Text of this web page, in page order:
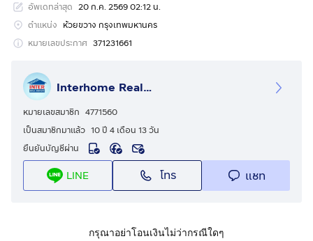
ขนาด 33.38 ตร.ม.
ที่ตั้ง : อาร์ติซานรัชดา ถ.ประชาอุทิศ เขตห้วยขวาง
รายละเอียด
ใกล้โรงละครสยามนิรมิต Cyber World Tower ศูนย์
วัฒนธรรมไทย
อาร์ติซานรัชดา (Artisan Ratchada) ขายคอนโดมิเนียม
ขายคอนโดมิเนียม ใกล้สถานทูตเกาหลี ซอยประชาอุทิศ24
ห้วยขวาง กรุงเทพมหานคร
อัพเดทล่าสุด 20 ก.ค. 2569 02:12 น.
ตำแหน่ง ห้วยขวาง กรุงเทพมหานคร
หมายเลขประกาศ 371231661
Interhome Realty Estate
หมายเลขสมาชิก 4771560
เป็นสมาชิกมาแล้ว 10 ปี 4 เดือน 13 วัน
ยืนยันบัญชีผ่าน
LINE โทร แชท
กรุณาอย่าโอนเงินไม่ว่ากรณีใดๆ